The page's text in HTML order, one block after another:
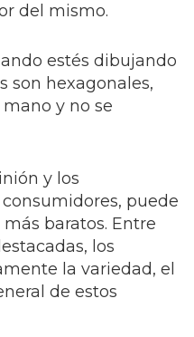
del mismo.
estés dibujando
son hexagonales,
y no se
y los
puede
baratos. Entre
los
la variedad, el
de estos